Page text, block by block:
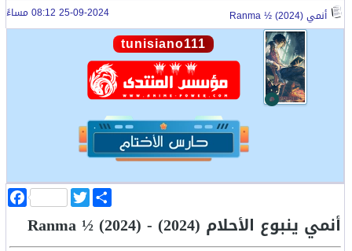
أنمي Ranma ½ (2024) 25-09-2024 08:12 مساءً
tunisiano111
a
e
b
T
w
t
t
ن
ش
ر
أنمي ينبوع الأحلام (2024) - Ranma ½ (2024)